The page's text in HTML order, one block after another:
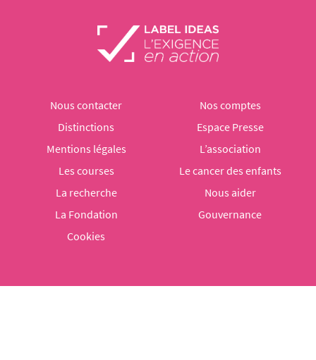
Nous contacter
Nos comptes
Distinctions
Espace Presse
Mentions légales
L’association
Les courses
Le cancer des enfants
La recherche
Nous aider
La Fondation
Gouvernance
Cookies